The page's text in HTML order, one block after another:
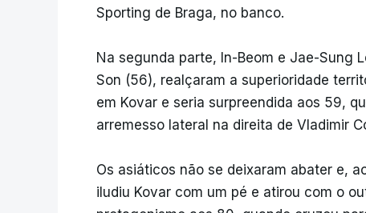
Sporting de Braga, no banco.
Na segunda parte, In-Beom e Jae-Sung
Son (56), realçaram a superioridade
em Kovar e seria surpreendida aos 59,
arremesso lateral na direita de Vladimir
Os asiáticos não se deixaram abater e,
iludiu Kovar com um pé e atirou com o